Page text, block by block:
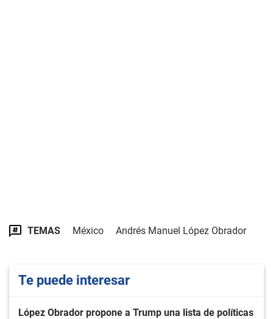
TEMAS México Andrés Manuel López Obrador
Te puede interesar
López Obrador propone a Trump una lista de políticas